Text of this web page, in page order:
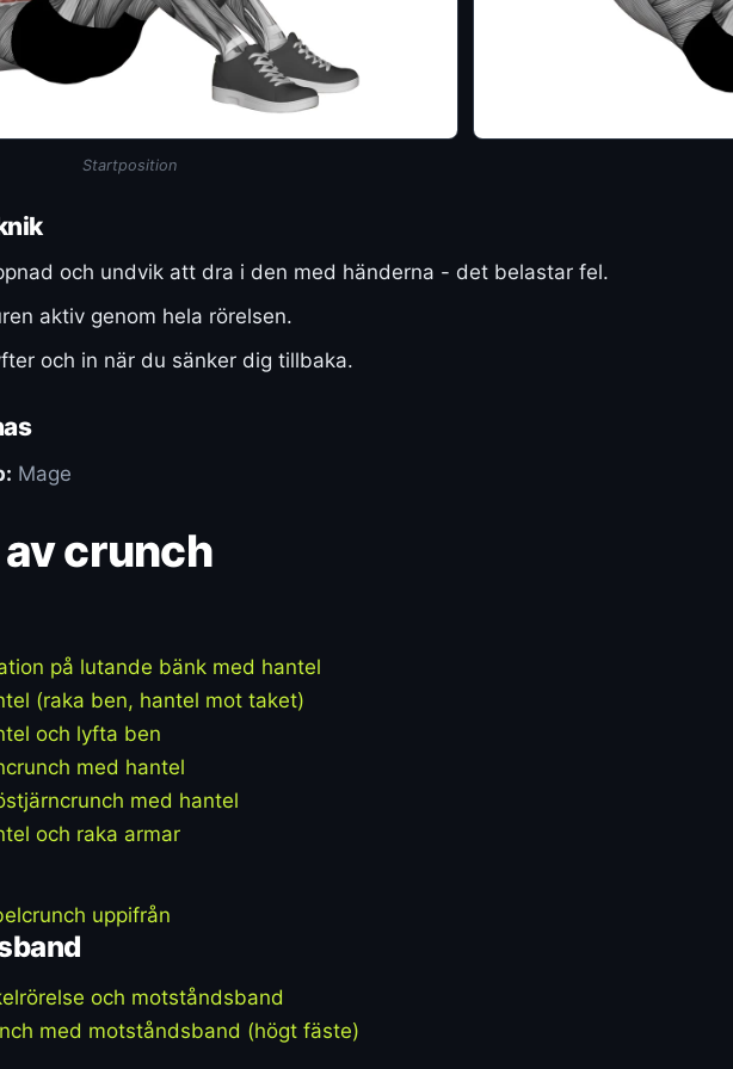
Startposition
och undvik att dra i den med händerna - det belastar fel.
aktiv genom hela rörelsen.
och in när du sänker dig tillbaka.
Mage
crunch
på lutande bänk med hantel
(raka ben, hantel mot taket)
och lyfta ben
med hantel
med hantel
och raka armar
uppifrån
och motståndsband
med motståndsband (högt fäste)